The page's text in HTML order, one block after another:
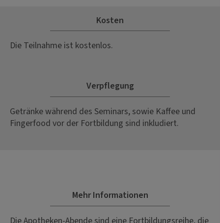
Kosten
Die Teilnahme ist kostenlos.
Verpflegung
Getränke während des Seminars, sowie Kaffee und
Fingerfood vor der Fortbildung sind inkludiert.
Mehr Informationen